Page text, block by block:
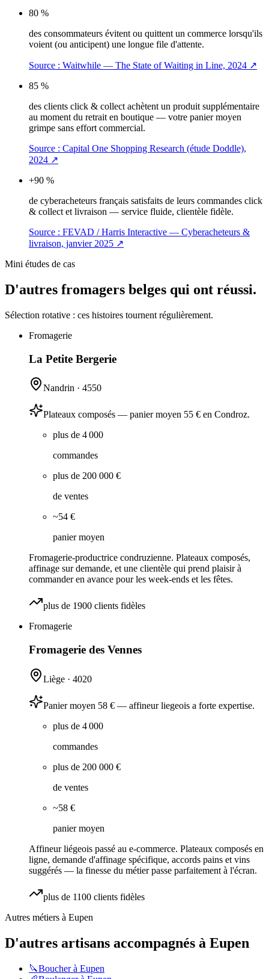
80 %
des consommateurs évitent ou quittent un commerce lorsqu'ils
voient (ou anticipent) une longue file d'attente.
Source : Waitwhile — The State of Waiting in Line, 2024 ↗
85 %
des clients click & collect achètent un produit supplémentaire
au moment du retrait en boutique — votre panier moyen
grimpe sans effort commercial.
Source : Capital One Shopping Research (étude Doddle),
2024 ↗
+90 %
de cyberacheteurs français satisfaits de leurs commandes click
& collect et livraison — service fluide, clientèle fidèle.
Source : FEVAD / Harris Interactive — Cyberacheteurs &
livraison, janvier 2025 ↗
Mini études de cas
D'autres fromagers belges qui ont réussi.
Sélection rotative : ces histoires tournent régulièrement.
Fromagerie
La Petite Bergerie
Nandrin · 4550
Plateaux composés — panier moyen 55 € en Condroz.
plus de 4 000
commandes
plus de 200 000 €
de ventes
~54 €
panier moyen
Fromagerie-productrice condruzienne. Plateaux composés,
affinage sur demande, et une clientèle qui prend plaisir à
commander en avance pour les week-ends et les fêtes.
plus de 1900 clients fidèles
Fromagerie
Fromagerie des Vennes
Liège · 4020
Panier moyen 58 € — affineur liegeois a forte expertise.
plus de 4 000
commandes
plus de 200 000 €
de ventes
~58 €
panier moyen
Affineur liégeois passé au e-commerce. Plateaux composés en
ligne, demande d'affinage spécifique, accords pains et vins
suggérés — la finesse du métier passe parfaitement à l'écran.
plus de 1100 clients fidèles
Autres métiers à Eupen
D'autres artisans accompagnés à Eupen
🔪Boucherà Eupen